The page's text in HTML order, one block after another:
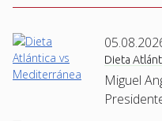
Dieta
Miguel